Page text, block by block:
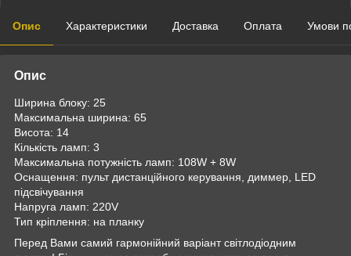
Опис Характеристики Доставка Оплата Умови
Опис
Ширина блоку: 25
Максимальна ширина: 65
Висота: 14
Кількість ламп: 3
Максимальна потужність ламп: 108W + 8W
Оснащення: пульт дистанційного керування, диммер, LED
підсвічування
Напруга ламп: 220V
Тип кріплення: на планку
Перед Вами самий гармонійний варіант світлодіодним